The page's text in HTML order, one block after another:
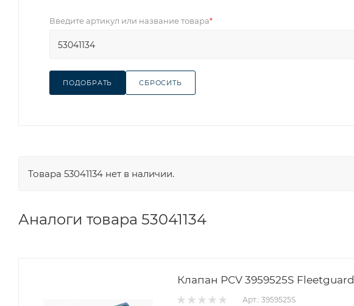
Введите артикул или название товара*
ПОДОБРАТЬ СБРОСИТЬ
Товара 53041134 нет в наличии.
Аналоги товара 53041134
Клапан PCV 3959525S Fleetguard
Арт.: 3959525S